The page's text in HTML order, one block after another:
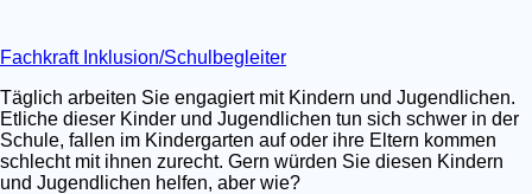
Fachkraft Inklusion/Schulbegleiter
Täglich arbeiten Sie engagiert mit Kindern und Jugendlichen.
Etliche dieser Kinder und Jugendlichen tun sich schwer in der
Schule, fallen im Kindergarten auf oder ihre Eltern kommen
schlecht mit ihnen zurecht. Gern würden Sie diesen Kindern
und Jugendlichen helfen, aber wie?